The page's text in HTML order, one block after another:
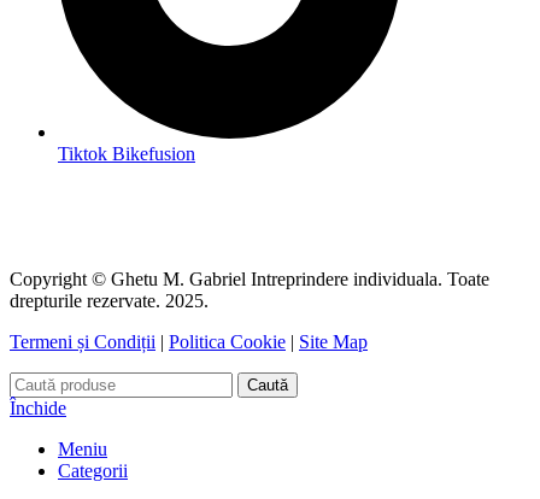
Tiktok Bikefusion
Copyright © Ghetu M. Gabriel Intreprindere individuala. Toate
drepturile rezervate. 2025.
Termeni și Condiții | Politica Cookie | Site Map
Caută
Închide
Meniu
Categorii